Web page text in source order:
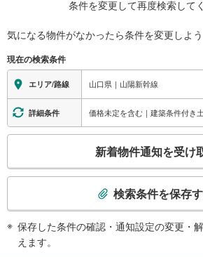
条件を変更して再度検索して
気になる物件がなかったら条件を変更しよう
現在の検索条件
エリア/路線 山口県｜山陽新幹線
詳細条件
検
新着物件通知を受け
検索条件を保存
保存した条件の確認・通知設定の変更・
えます。